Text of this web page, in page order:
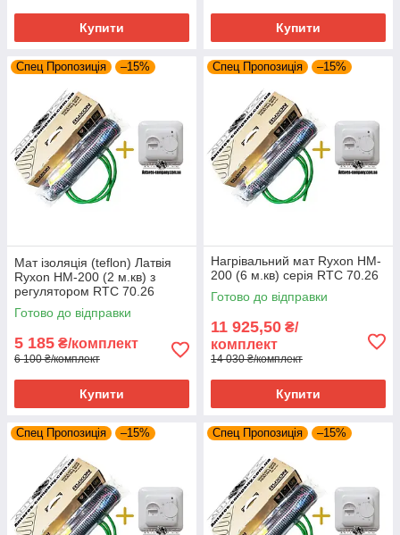
Купити Купити
Спец Пропозиція –15%
Мат ізоляція (teflon) Латвія
Ryxon HM-200 (2 м.кв) з
регулятором RTC 70.26
Готово до відправки
5 185 ₴/комплект
6 100 ₴/комплект
Купити
Спец Пропозиція –15%
Нагрівальний мат Ryxon HM-
200 (6 м.кв) серія RTC 70.26
Готово до відправки
11 925,50 ₴/
комплект
14 030 ₴/комплект
Купити
Спец Пропозиція –15% Спец Пропозиція –15%